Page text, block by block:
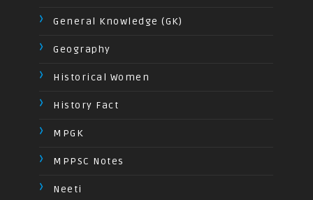
General Knowledge (GK)
Geography
Historical Women
History Fact
MPGK
MPPSC Notes
Neeti